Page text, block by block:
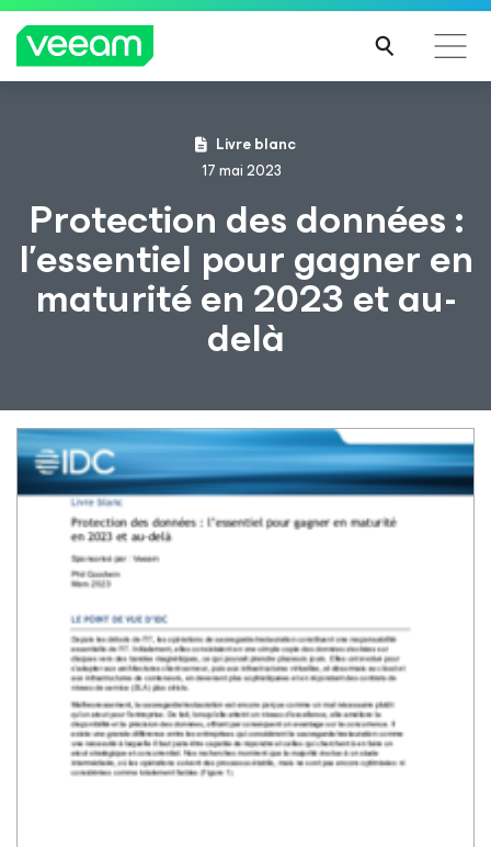
Recommandations de Veeam pour les clients
impactés par la mise à jour de CrowdStrike
LA
SUIT
E
Livre blanc
17 mai 2023
Protection des données :
l’essentiel pour gagner en
maturité en 2023 et au-
delà